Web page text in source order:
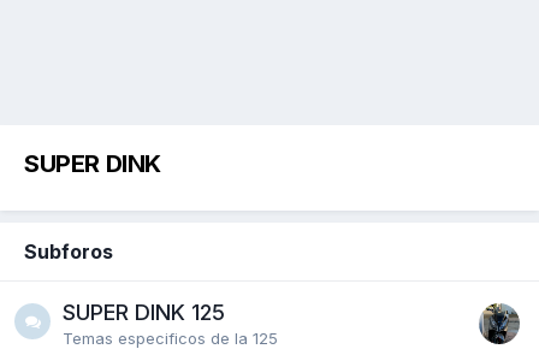
SUPER DINK
Subforos
SUPER DINK 125
Temas especificos de la 125